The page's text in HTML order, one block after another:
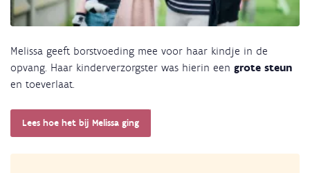
Melissa geeft borstvoeding mee voor haar kindje in de
opvang. Haar kinderverzorgster was hierin een grote steun
en toeverlaat.
Lees hoe het bij Melissa ging